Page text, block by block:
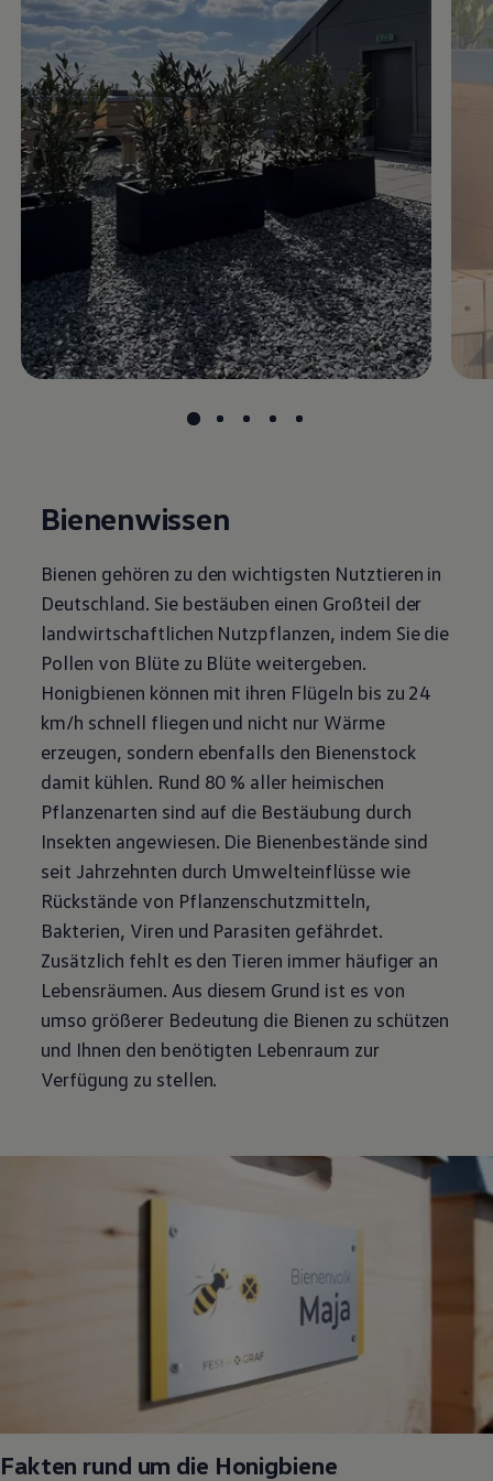
Motorenöl und Flüssigkeiten
Räder und Reifen
Pannen- und Unfallhilfe
Economy Service
Volkswagen Teile
Zubehör
Modellspezifisches Zubehör
Schutz und Pflege
Transport
Entertainment und Elektronik
Wallbox und Ladekabel
Digitale Extras
Dienste für Ihr Modell finden
Volkswagen Apps, Login und Shop
Handy und Fahrzeug verbinden
Updates für Software, Karten und Radio
Über Ihr Auto
Vorgängermodelle
Volkswagen Kundenbetreuung
Magazin
Lifestyle
Familie
Elektromobilität
Volkswagen R
Pannen- und Unfallhilfe
Volkswagen Kundenbetreuung
Bienenwissen
Bienen gehören zu den wichtigsten Nutztieren in
Deutschland. Sie bestäuben einen Großteil der
landwirtschaftlichen Nutzpflanzen, indem Sie die
Pollen von Blüte zu Blüte weitergeben.
Honigbienen können mit ihren Flügeln bis zu 24
km/h schnell fliegen und nicht nur Wärme
erzeugen, sondern ebenfalls den Bienenstock
damit kühlen. Rund 80 % aller heimischen
Pflanzenarten sind auf die Bestäubung durch
Insekten angewiesen. Die Bienenbestände sind
seit Jahrzehnten durch Umwelteinflüsse wie
Rückstände von Pflanzenschutzmitteln,
Bakterien, Viren und Parasiten gefährdet.
Zusätzlich fehlt es den Tieren immer häufiger an
Lebensräumen. Aus diesem Grund ist es von
umso größerer Bedeutung die Bienen zu schützen
und Ihnen den benötigten Lebenraum zur
Verfügung zu stellen.
Fakten rund um die Honigbiene